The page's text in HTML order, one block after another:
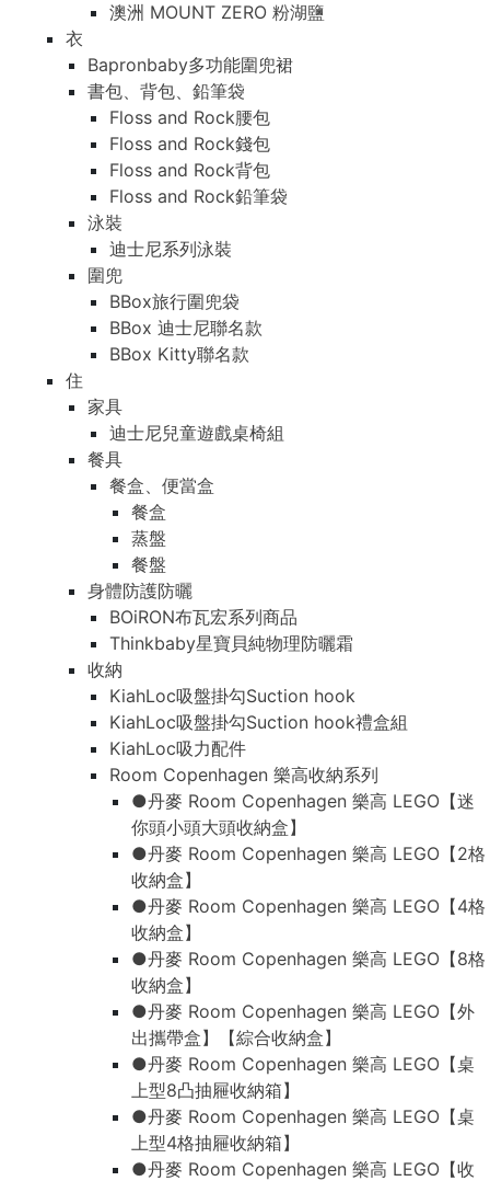
澳洲 MOUNT ZERO 粉湖鹽
衣
Bapronbaby多功能圍兜裙
書包、背包、鉛筆袋
Floss and Rock腰包
Floss and Rock錢包
Floss and Rock背包
Floss and Rock鉛筆袋
泳裝
迪士尼系列泳裝
圍兜
BBox旅行圍兜袋
BBox 迪士尼聯名款
BBox Kitty聯名款
住
家具
迪士尼兒童遊戲桌椅組
餐具
餐盒、便當盒
餐盒
蒸盤
餐盤
身體防護防曬
BOiRON布瓦宏系列商品
Thinkbaby星寶貝純物理防曬霜
收納
KiahLoc吸盤掛勾Suction hook
KiahLoc吸盤掛勾Suction hook禮盒組
KiahLoc吸力配件
Room Copenhagen 樂高收納系列
●丹麥 Room Copenhagen 樂高 LEGO【迷
你頭小頭大頭收納盒】
●丹麥 Room Copenhagen 樂高 LEGO【2格
收納盒】
●丹麥 Room Copenhagen 樂高 LEGO【4格
收納盒】
●丹麥 Room Copenhagen 樂高 LEGO【8格
收納盒】
●丹麥 Room Copenhagen 樂高 LEGO【外
出攜帶盒】【綜合收納盒】
●丹麥 Room Copenhagen 樂高 LEGO【桌
上型8凸抽屜收納箱】
●丹麥 Room Copenhagen 樂高 LEGO【桌
上型4格抽屜收納箱】
●丹麥 Room Copenhagen 樂高 LEGO【收